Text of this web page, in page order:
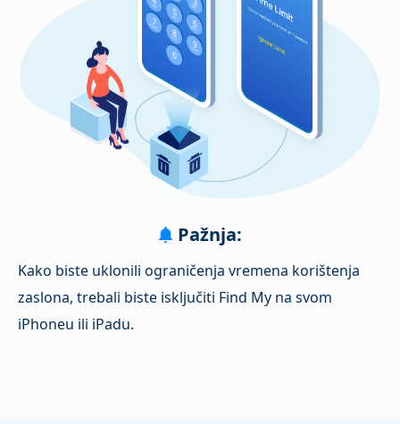
Pažnja:
Kako biste uklonili ograničenja vremena korištenja
zaslona, trebali biste isključiti Find My na svom
iPhoneu ili iPadu.